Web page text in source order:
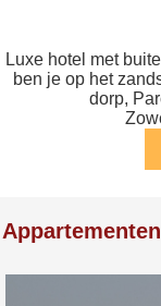
Luxe hotel met
ben je op het
dorp,